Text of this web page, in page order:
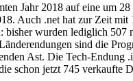
Jahr 2018 auf eine um 28
Auch .net hat zur Zeit
bisher wurden lediglich
sind die
Ast. Die Tech-
schon jetzt 745 verkaufte